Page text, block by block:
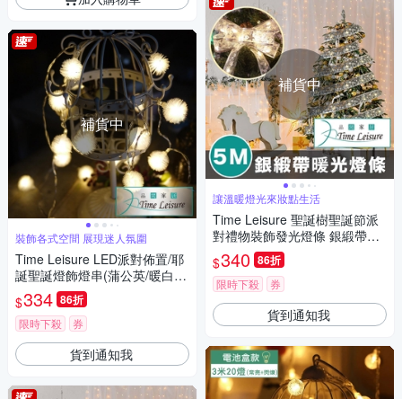
補貨中
裝飾各式空間 展現迷人氛圍
Time Leisure LED派對佈置/耶
誕聖誕燈飾燈串(蒲公英/暖白/5
M)
$334 86折
限時下殺 券
貨到通知我
補貨中
讓溫暖燈光來妝點生活
Time Leisure 聖誕樹聖誕節派
對禮物裝飾發光燈條 銀緞帶暖
光/5M
$340 86折
限時下殺 券
貨到通知我